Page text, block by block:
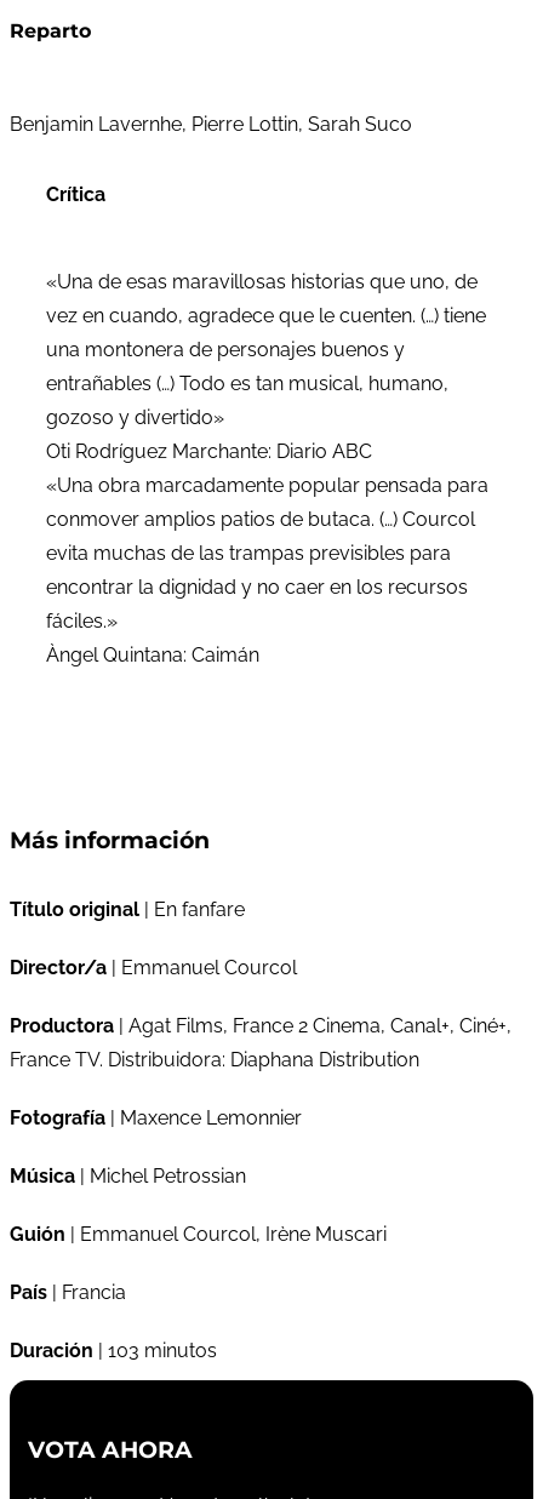
Reparto
Benjamin Lavernhe, Pierre Lottin, Sarah Suco
Crítica
«Una de esas maravillosas historias que uno, de
vez en cuando, agradece que le cuenten. (…) tiene
una montonera de personajes buenos y
entrañables (…) Todo es tan musical, humano,
gozoso y divertido»
Oti Rodríguez Marchante: Diario ABC
«Una obra marcadamente popular pensada para
conmover amplios patios de butaca. (…) Courcol
evita muchas de las trampas previsibles para
encontrar la dignidad y no caer en los recursos
fáciles.»
Àngel Quintana: Caimán
Más información
Título original | En fanfare
Director/a | Emmanuel Courcol
Productora | Agat Films, France 2 Cinema, Canal+, Ciné+,
France TV. Distribuidora: Diaphana Distribution
Fotografía | Maxence Lemonnier
Música | Michel Petrossian
Guión | Emmanuel Courcol, Irène Muscari
País | Francia
Duración | 103 minutos
VOTA AHORA